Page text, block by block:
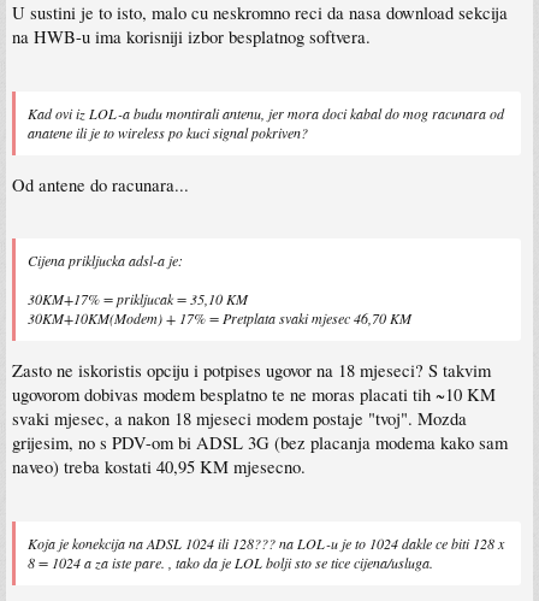
U sustini je to isto, malo cu neskromno reci da nasa download sekcija
na HWB-u ima korisniji izbor besplatnog softvera.
Kad ovi iz LOL-a budu montirali antenu, jer mora doci kabal do mog racunara od
anatene ili je to wireless po kuci signal pokriven?
Od antene do racunara...
Cijena prikljucka adsl-a je:
30KM+17% = prikljucak = 35,10 KM
30KM+10KM(Modem) + 17% = Pretplata svaki mjesec 46,70 KM
Zasto ne iskoristis opciju i potpises ugovor na 18 mjeseci? S takvim
ugovorom dobivas modem besplatno te ne moras placati tih ~10 KM
svaki mjesec, a nakon 18 mjeseci modem postaje "tvoj". Mozda
grijesim, no s PDV-om bi ADSL 3G (bez placanja modema kako sam
naveo) treba kostati 40,95 KM mjesecno.
Koja je konekcija na ADSL 1024 ili 128??? na LOL-u je to 1024 dakle ce biti 128 x
8 = 1024 a za iste pare. , tako da je LOL bolji sto se tice cijena/usluga.